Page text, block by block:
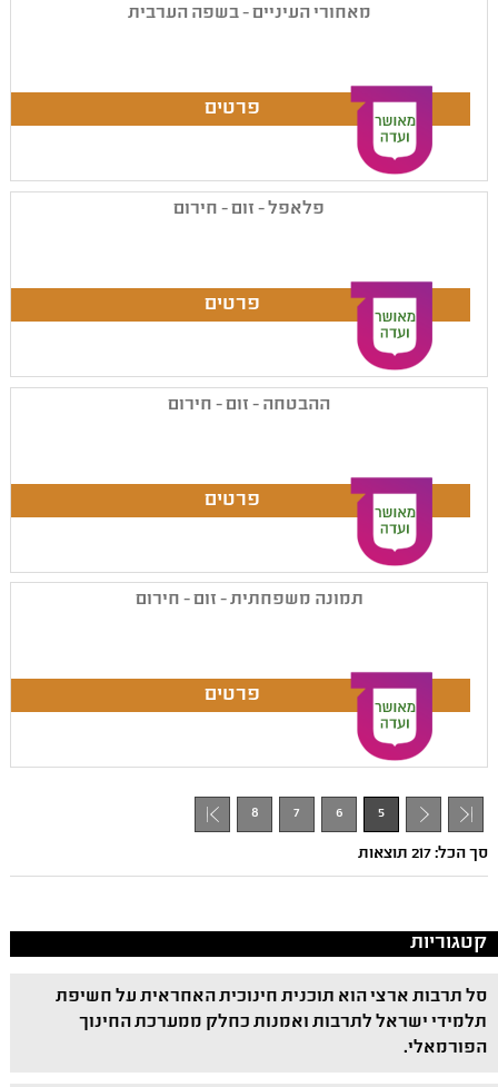
מאחורי העיניים - בשפה הערבית
פלאפל - זום - חירום
ההבטחה - זום - חירום
תמונה משפחתית - זום - חירום
- 1
5
6
7
8
סך הכל: 217 תוצאות
קטגוריות
סל תרבות ארצי הוא תוכנית חינוכית האחראית על חשיפת
תלמידי ישראל לתרבות ואמנות כחלק ממערכת החינוך
הפורמאלי.